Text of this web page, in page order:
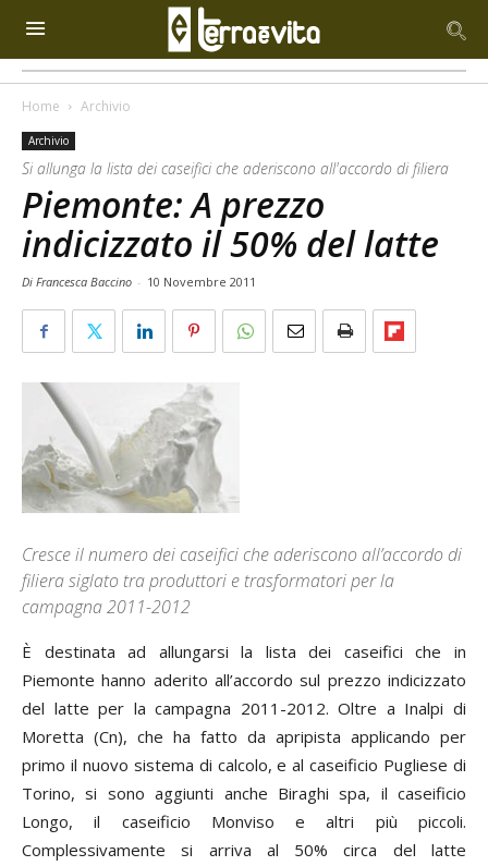
Home Archivio
Archivio
Si allunga la lista dei caseifici che aderiscono all'accordo di filiera
Piemonte: A prezzo
indicizzato il 50% del latte
Di Francesca Baccino - 10 Novembre 2011
Cresce il numero dei caseifici che aderiscono all’accordo di
filiera siglato tra produttori e trasformatori per la
campagna 2011-2012
È destinata ad allungarsi la lista dei caseifici che in
Piemonte hanno aderito all’accordo sul prezzo indicizzato
del latte per la campagna 2011-2012. Oltre a Inalpi di
Moretta (Cn), che ha fatto da apripista applicando per
primo il nuovo sistema di calcolo, e al caseificio Pugliese di
Torino, si sono aggiunti anche Biraghi spa, il caseificio
Longo, il caseificio Monviso e altri più piccoli.
Complessivamente si arriva al 50% circa del latte